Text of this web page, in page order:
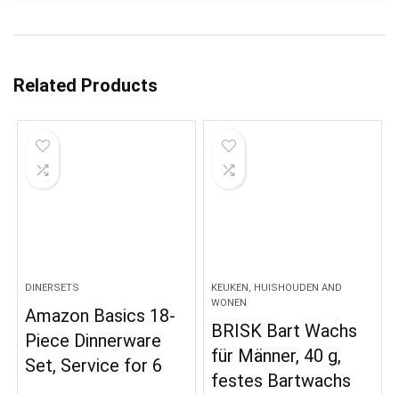
Related Products
DINERSETS
Amazon Basics 18-
Piece Dinnerware
Set, Service for 6
KEUKEN, HUISHOUDEN AND
WONEN
BRISK Bart Wachs
für Männer, 40 g,
festes Bartwachs